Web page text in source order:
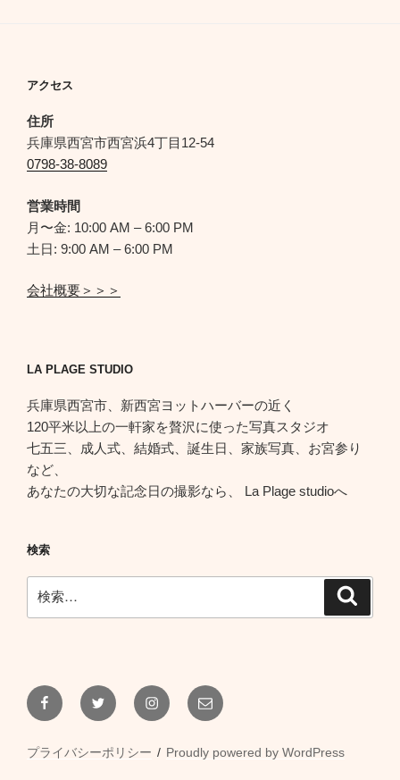
アクセス
住所
兵庫県西宮市西宮浜4丁目12-54
0798-38-8089
営業時間
月〜金: 10:00 AM – 6:00 PM
土日: 9:00 AM – 6:00 PM
会社概要＞＞＞
LA PLAGE STUDIO
兵庫県西宮市、新西宮ヨットハーバーの近く
120平米以上の一軒家を贅沢に使った写真スタジオ
七五三、成人式、結婚式、誕生日、家族写真、お宮参り
など、
あなたの大切な記念日の撮影なら、 La Plage studioへ
検索
索:
FacebookTwitter Instagramメ
ー
プライバシーポリシー Proudly powered by WordPress